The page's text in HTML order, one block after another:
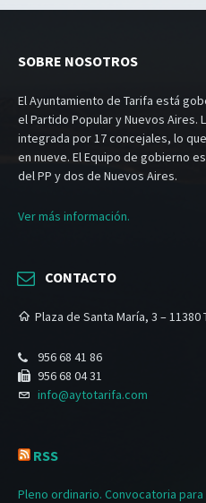
SOBRE NOSOTROS
El Ayuntamiento de Tarifa está
el Partido Popular y Nuevos Aires.
integrada por 17 concejales, lo
en nueve. El Equipo de gobierno
del PP y dos de Nuevos Aires.
Ver más información.
CONTACTO
Plaza de Santa María, 3 – 11380
956 68 41 86
956 68 04 31
info@aytotarifa.com
RSS
Pleno ordinario. Convocatoria para